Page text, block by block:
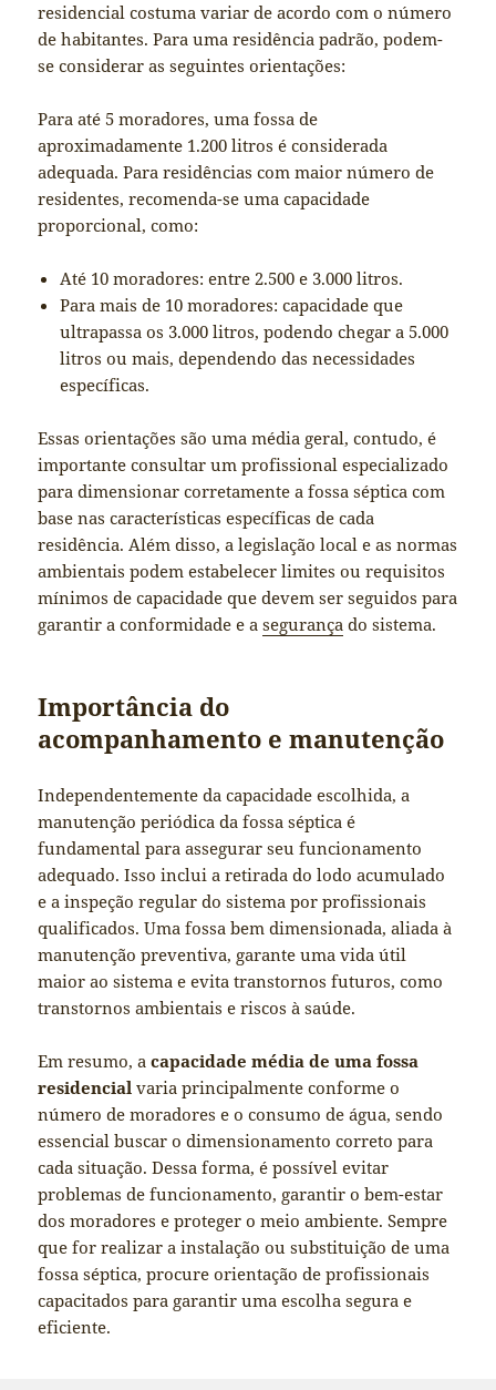
residencial costuma variar de acordo com o número
de habitantes. Para uma residência padrão, podem-
se considerar as seguintes orientações:
Para até 5 moradores, uma fossa de
aproximadamente 1.200 litros é considerada
adequada. Para residências com maior número de
residentes, recomenda-se uma capacidade
proporcional, como:
Até 10 moradores: entre 2.500 e 3.000 litros.
Para mais de 10 moradores: capacidade que
ultrapassa os 3.000 litros, podendo chegar a 5.000
litros ou mais, dependendo das necessidades
específicas.
Essas orientações são uma média geral, contudo, é
importante consultar um profissional especializado
para dimensionar corretamente a fossa séptica com
base nas características específicas de cada
residência. Além disso, a legislação local e as normas
ambientais podem estabelecer limites ou requisitos
mínimos de capacidade que devem ser seguidos para
garantir a conformidade e asegurança do sistema.
Importância do
acompanhamento e manutenção
Independentemente da capacidade escolhida, a
manutenção periódica da fossa séptica é
fundamental para assegurar seu funcionamento
adequado. Isso inclui a retirada do lodo acumulado
e a inspeção regular do sistema por profissionais
qualificados. Uma fossa bem dimensionada, aliada à
manutenção preventiva, garante uma vida útil
maior ao sistema e evita transtornos futuros, como
transtornos ambientais e riscos à saúde.
Em resumo, acapacidade média de uma fossa
residencial varia principalmente conforme o
número de moradores e o consumo de água, sendo
essencial buscar o dimensionamento correto para
cada situação. Dessa forma, é possível evitar
problemas de funcionamento, garantir o bem-estar
dos moradores e proteger o meio ambiente. Sempre
que for realizar a instalação ou substituição de uma
fossa séptica, procure orientação de profissionais
capacitados para garantir uma escolha segura e
eficiente.